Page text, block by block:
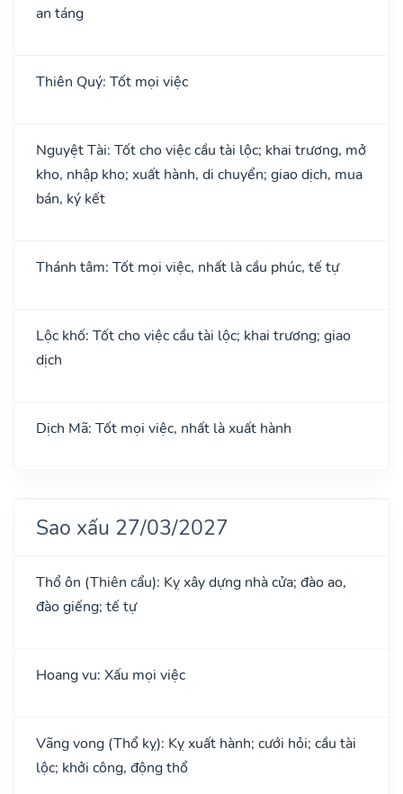
an táng
Thiên Quý: Tốt mọi việc
Nguyệt Tài: Tốt cho việc cầu tài lộc; khai trương, mở
kho, nhập kho; xuất hành, di chuyển; giao dịch, mua
bán, ký kết
Thánh tâm: Tốt mọi việc, nhất là cầu phúc, tế tự
Lộc khố: Tốt cho việc cầu tài lộc; khai trương; giao
dịch
Dịch Mã: Tốt mọi việc, nhất là xuất hành
Sao xấu 27/03/2027
Thổ ôn (Thiên cẩu): Kỵ xây dựng nhà cửa; đào ao,
đào giếng; tế tự
Hoang vu: Xấu mọi việc
Vãng vong (Thổ kỵ): Kỵ xuất hành; cưới hỏi; cầu tài
lộc; khởi công, động thổ